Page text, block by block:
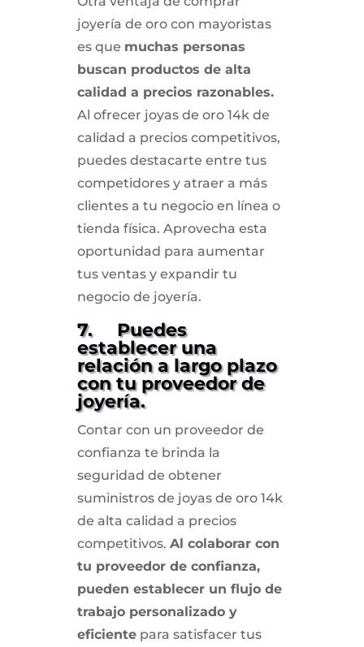
joyería de oro con mayoristas
es que muchas personas
buscan productos de alta
calidad a precios razonables.
Al ofrecer joyas de oro 14k de
calidad a precios competitivos,
puedes destacarte entre tus
competidores y atraer a más
clientes a tu negocio en línea o
tienda física. Aprovecha esta
oportunidad para aumentar
tus ventas y expandir tu
negocio de joyería.
7. Puedes
establecer una
relación a largo plazo
con tu proveedor de
joyería.
Contar con un proveedor de
confianza te brinda la
seguridad de obtener
suministros de joyas de oro 14k
de alta calidad a precios
competitivos. Al colaborar con
tu proveedor de confianza,
pueden establecer un flujo de
trabajo personalizado y
eficientepara satisfacer tus